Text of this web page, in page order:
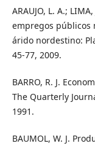
ARAUJO, L. A.;
empregos públicos
árido nordestino:
45-77, 2009.
BARRO, R. J.
The Quarterly
1991.
BAUMOL, W. J.